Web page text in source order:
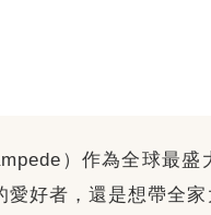
）作為全球最
愛好者，還是想帶全